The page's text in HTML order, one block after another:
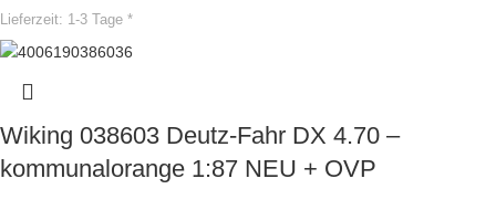
Lieferzeit: 1-3 Tage *
Wiking 038603 Deutz-Fahr DX 4.70 –
kommunalorange 1:87 NEU + OVP